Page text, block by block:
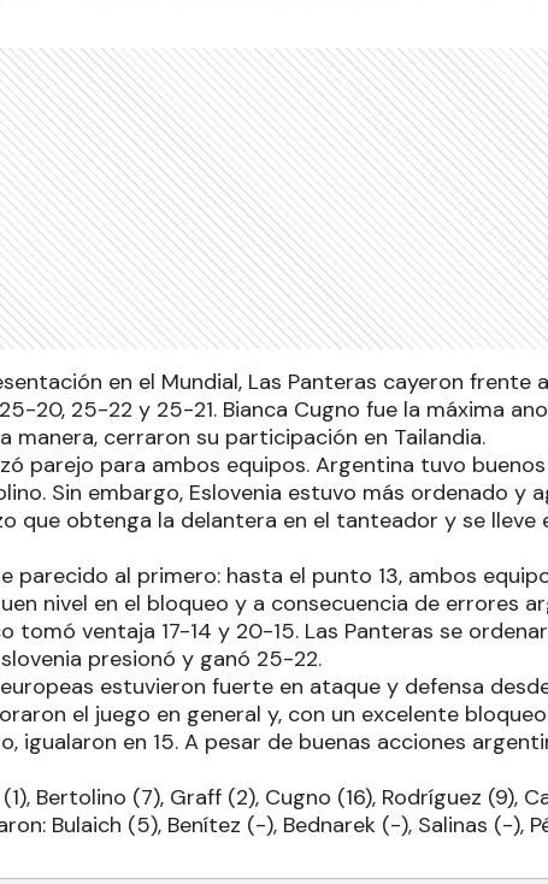
en el Mundial, Las Panteras cayeron frente
20, 25-22 y 25-21. Bianca Cugno fue la máxima
manera, cerraron su participación en Tailandia.
parejo para ambos equipos. Argentina tuvo
Sin embargo, Eslovenia estuvo más ordenado y
que obtenga la delantera en el tanteador y se lleve
parecido al primero: hasta el punto 13, ambos
nivel en el bloqueo y a consecuencia de errores
tomó ventaja 17-14 y 20-15. Las Panteras se
presionó y ganó 25-22.
estuvieron fuerte en ataque y defensa
el juego en general y, con un excelente
igualaron en 15. A pesar de buenas acciones
Bertolino (7), Graff (2), Cugno (16), Rodríguez (9),
Bulaich (5), Benítez (-), Bednarek (-), Salinas (-),